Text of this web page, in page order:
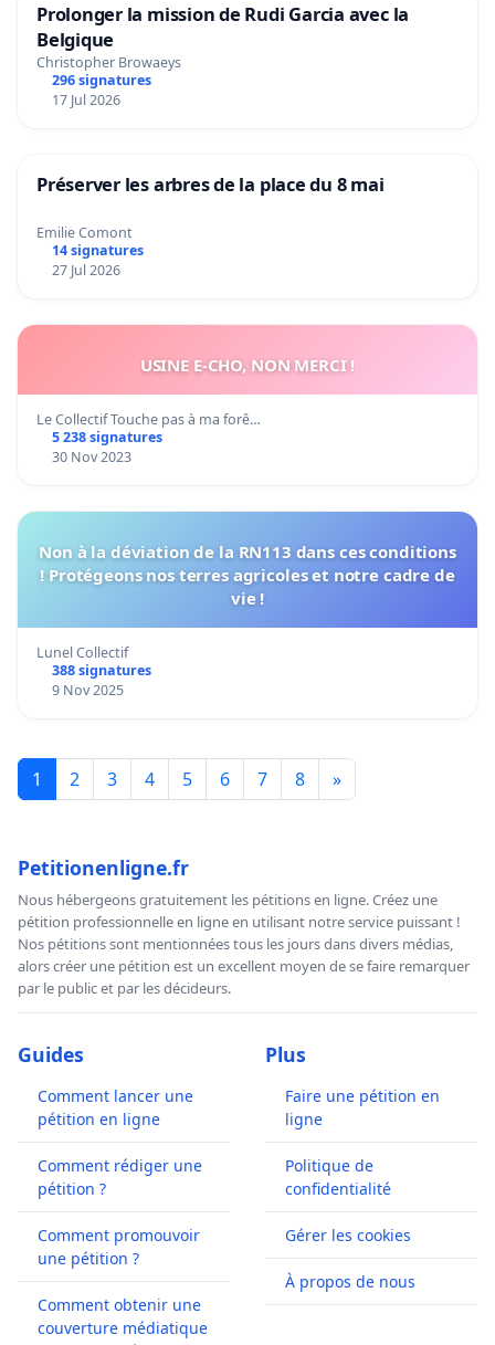
Prolonger la mission de Rudi Garcia avec la
Belgique
Christopher Browaeys
296 signatures
17 Jul 2026
Préserver les arbres de la place du 8 mai
Emilie Comont
14 signatures
27 Jul 2026
USINE E-CHO, NON MERCI !
Le Collectif Touche pas à ma forê…
5 238 signatures
30 Nov 2023
Non à la déviation de la RN113 dans ces conditions
! Protégeons nos terres agricoles et notre cadre de
vie !
Lunel Collectif
388 signatures
9 Nov 2025
1 2 3 4 5 6 7 8 »
Petitionenligne.fr
Nous hébergeons gratuitement les pétitions en ligne. Créez une
pétition professionnelle en ligne en utilisant notre service puissant !
Nos pétitions sont mentionnées tous les jours dans divers médias,
alors créer une pétition est un excellent moyen de se faire remarquer
par le public et par les décideurs.
Guides
Comment lancer une
pétition en ligne
Comment rédiger une
pétition ?
Comment promouvoir
une pétition ?
Comment obtenir une
couverture médiatique
Plus
Faire une pétition en
ligne
Politique de
confidentialité
Gérer les cookies
À propos de nous